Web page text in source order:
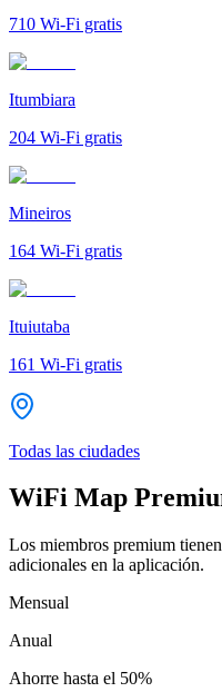
710 Wi-Fi gratis
Itumbiara
204 Wi-Fi gratis
Mineiros
164 Wi-Fi gratis
Ituiutaba
161 Wi-Fi gratis
Todas las ciudades
WiFi Map
Los miembros premium
adicionales en la aplicación.
Mensual
Anual
Ahorre hasta el 50%